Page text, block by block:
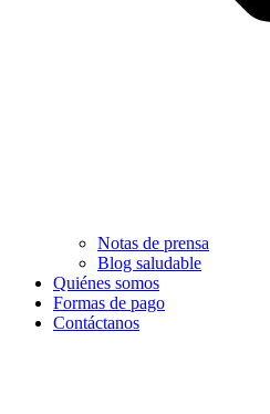
Notas de prensa
Blog saludable
Quiénes somos
Formas de pago
Contáctanos